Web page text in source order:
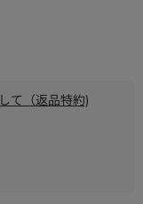
て（返品特約)